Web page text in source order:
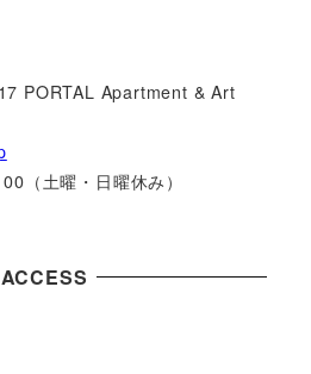
PORTAL Apartment & Art
（土曜・日曜休み）
ACCESS